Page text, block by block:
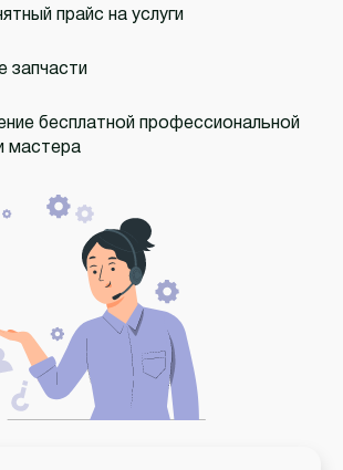
прайс на услуги
запчасти
бесплатной профессиональной
мастера